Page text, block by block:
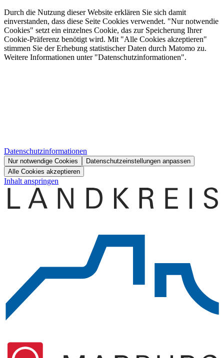
Durch die Nutzung dieser Website erklären Sie sich damit
einverstanden, dass diese Seite Cookies verwendet. "Nur notwendie
Cookies" setzt ein einzelnes Cookie, das zur Speicherung Ihrer
Cookie-Präferenz benötigt wird. Mit "Alle Cookies akzeptieren"
stimmen Sie der Erhebung statistischer Daten durch Matomo zu.
Weitere Informationen unter "Datenschutzinformationen".
Datenschutzinformationen
Nur notwendige Cookies
Datenschutzeinstellungen anpassen
Alle Cookies akzeptieren
Inhalt anspringen